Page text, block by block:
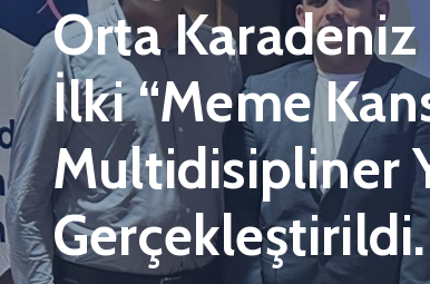
Orta Karadeniz
İlki “Meme
Multidisipliner
Gerçekleştirildi.